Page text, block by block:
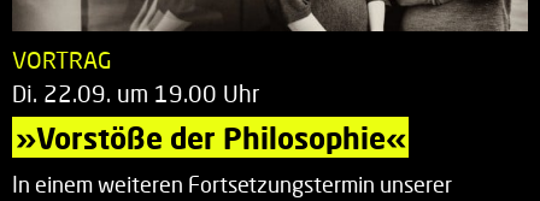
VORTRAG
Di. 22.09. um 19.00 Uhr
»Vorstöße der Philosophie«
In einem weiteren Fortsetzungstermin unserer